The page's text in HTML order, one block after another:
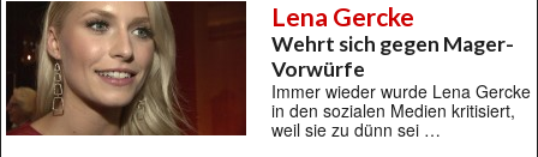
Lena Gercke
Wehrt sich gegen Mager-
Vorwürfe
Immer wieder wurde Lena Gercke
in den sozialen Medien kritisiert,
weil sie zu dünn sei …